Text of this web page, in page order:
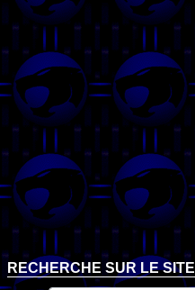
RECHERCHE SUR LE SITE